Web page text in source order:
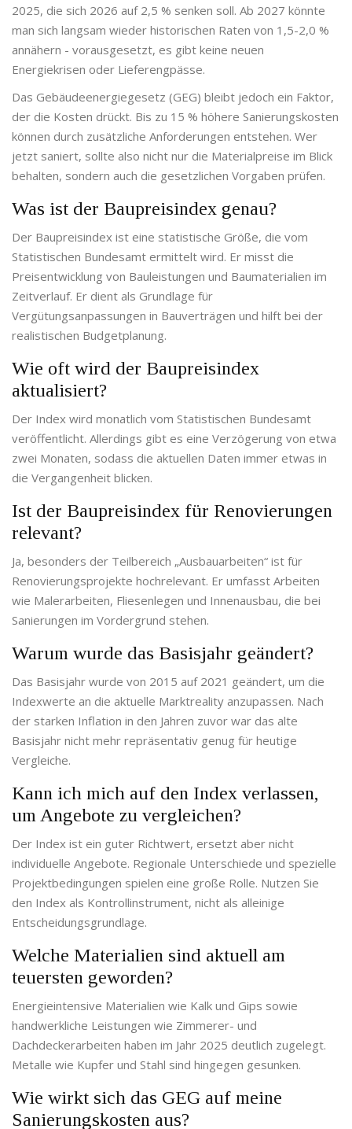
2025, die sich 2026 auf 2,5 % senken soll. Ab 2027 könnte
man sich langsam wieder historischen Raten von 1,5-2,0 %
annähern - vorausgesetzt, es gibt keine neuen
Energiekrisen oder Lieferengpässe.
Das Gebäudeenergiegesetz (GEG) bleibt jedoch ein Faktor,
der die Kosten drückt. Bis zu 15 % höhere Sanierungskosten
können durch zusätzliche Anforderungen entstehen. Wer
jetzt saniert, sollte also nicht nur die Materialpreise im Blick
behalten, sondern auch die gesetzlichen Vorgaben prüfen.
Was ist der Baupreisindex genau?
Der Baupreisindex ist eine statistische Größe, die vom
Statistischen Bundesamt ermittelt wird. Er misst die
Preisentwicklung von Bauleistungen und Baumaterialien im
Zeitverlauf. Er dient als Grundlage für
Vergütungsanpassungen in Bauverträgen und hilft bei der
realistischen Budgetplanung.
Wie oft wird der Baupreisindex
aktualisiert?
Der Index wird monatlich vom Statistischen Bundesamt
veröffentlicht. Allerdings gibt es eine Verzögerung von etwa
zwei Monaten, sodass die aktuellen Daten immer etwas in
die Vergangenheit blicken.
Ist der Baupreisindex für Renovierungen
relevant?
Ja, besonders der Teilbereich „Ausbauarbeiten“ ist für
Renovierungsprojekte hochrelevant. Er umfasst Arbeiten
wie Malerarbeiten, Fliesenlegen und Innenausbau, die bei
Sanierungen im Vordergrund stehen.
Warum wurde das Basisjahr geändert?
Das Basisjahr wurde von 2015 auf 2021 geändert, um die
Indexwerte an die aktuelle Marktreality anzupassen. Nach
der starken Inflation in den Jahren zuvor war das alte
Basisjahr nicht mehr repräsentativ genug für heutige
Vergleiche.
Kann ich mich auf den Index verlassen,
um Angebote zu vergleichen?
Der Index ist ein guter Richtwert, ersetzt aber nicht
individuelle Angebote. Regionale Unterschiede und spezielle
Projektbedingungen spielen eine große Rolle. Nutzen Sie
den Index als Kontrollinstrument, nicht als alleinige
Entscheidungsgrundlage.
Welche Materialien sind aktuell am
teuersten geworden?
Energieintensive Materialien wie Kalk und Gips sowie
handwerkliche Leistungen wie Zimmerer- und
Dachdeckerarbeiten haben im Jahr 2025 deutlich zugelegt.
Metalle wie Kupfer und Stahl sind hingegen gesunken.
Wie wirkt sich das GEG auf meine
Sanierungskosten aus?